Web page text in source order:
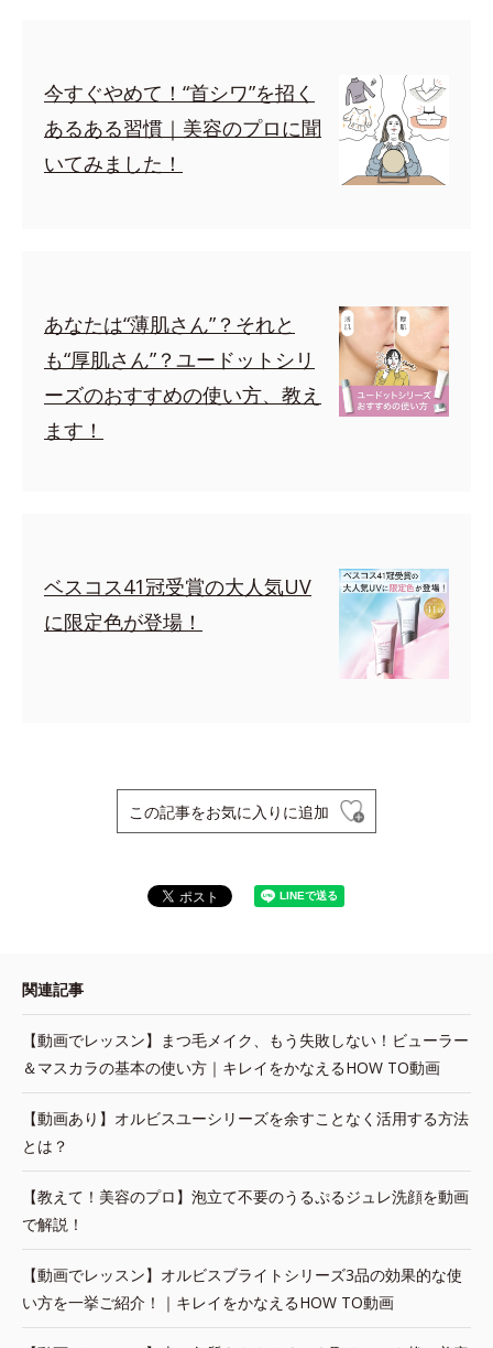
今すぐやめて！“首シワ”を招く
あるある習慣｜美容のプロに聞
いてみました！
あなたは“薄肌さん”？それと
も“厚肌さん”？ユードットシリ
ーズのおすすめの使い方、教え
ます！
ベスコス41冠受賞の大人気UV
に限定色が登場！
この記事をお気に入りに追加
関連記事
【動画でレッスン】まつ毛メイク、もう失敗しない！ビューラー
＆マスカラの基本の使い方｜キレイをかなえるHOW TO動画
【動画あり】オルビスユーシリーズを余すことなく活用する方法
とは？
【教えて！美容のプロ】泡立て不要のうるぷるジュレ洗顔を動画
で解説！
【動画でレッスン】オルビスブライトシリーズ3品の効果的な使
い方を一挙ご紹介！｜キレイをかなえるHOW TO動画